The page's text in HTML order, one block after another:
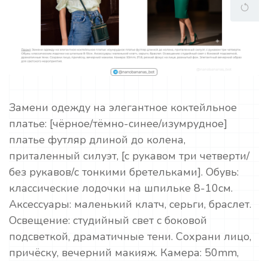
Замени одежду на элегантное коктейльное
платье: [чёрное/тёмно-синее/изумрудное]
платье футляр длиной до колена,
приталенный силуэт, [с рукавом три четверти/
без рукавов/с тонкими бретельками]. Обувь:
классические лодочки на шпильке 8-10см.
Аксессуары: маленький клатч, серьги, браслет.
Освещение: студийный свет с боковой
подсветкой, драматичные тени. Сохрани лицо,
причёску, вечерний макияж. Камера: 50mm,